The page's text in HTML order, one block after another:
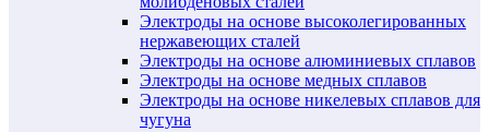
Электроды на основе высоколегированных
нержавеющих сталей
Электроды на основе алюминиевых сплавов
Электроды на основе медных сплавов
Электроды на основе никелевых сплавов для
чугуна